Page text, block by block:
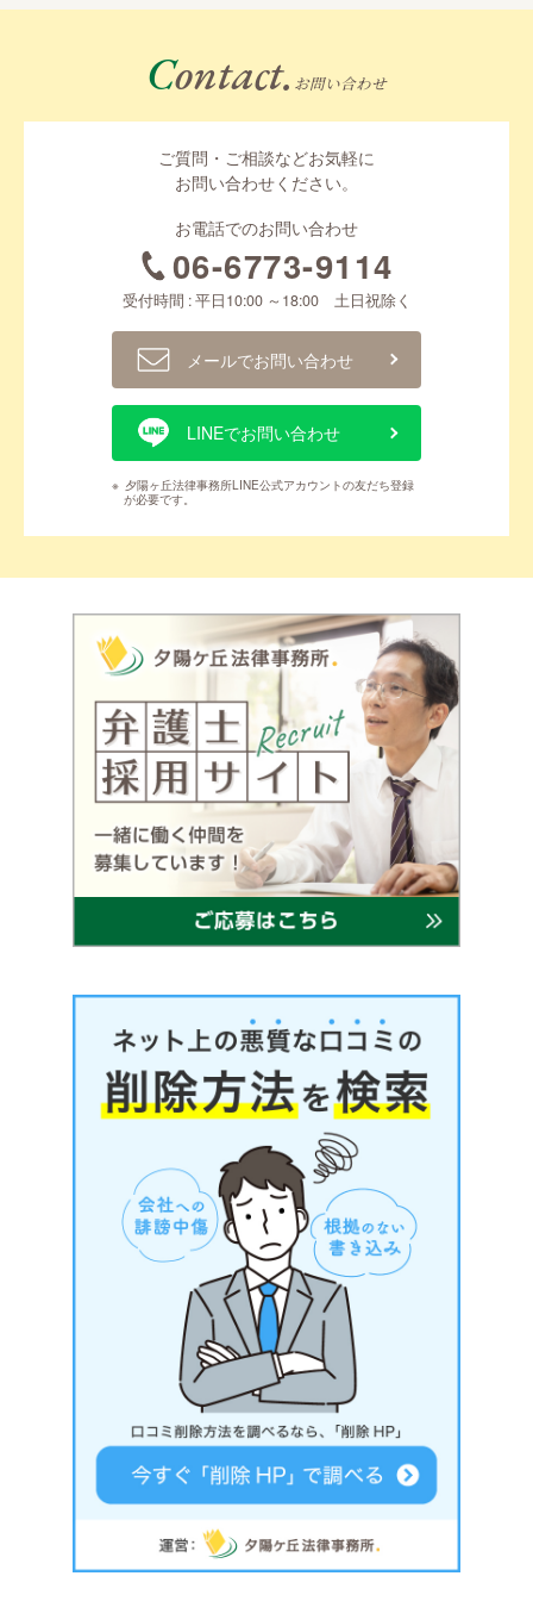
Contact. お問い合わせ
ご質問・ご相談などお気軽に
お問い合わせください。
お電話でのお問い合わせ
06-6773-9114
受付時間 : 平日10:00 ～18:00 土日祝除く
メールでお問い合わせ
LINEでお問い合わせ
※ 夕陽ヶ丘法律事務所LINE公式アカウントの友だち登録
が必要です。